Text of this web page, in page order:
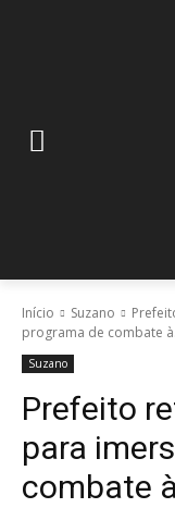
Início Suzano
programa de combate
Suzano
Prefeito
para
combate